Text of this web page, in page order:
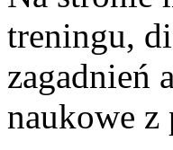
treningu,
zagadnień
naukowe